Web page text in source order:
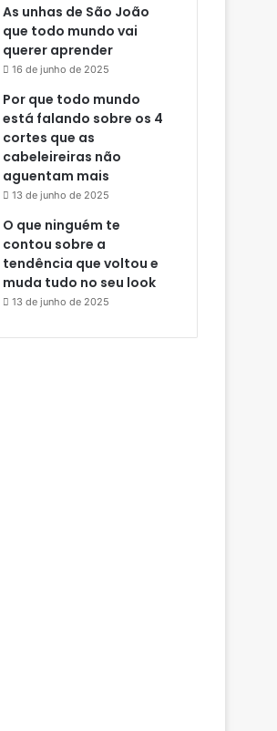
As unhas de São João
que todo mundo vai
querer aprender
16 de junho de 2025
Por que todo mundo
está falando sobre os 4
cortes que as
cabeleireiras não
aguentam mais
13 de junho de 2025
O que ninguém te
contou sobre a
tendência que voltou e
muda tudo no seu look
13 de junho de 2025